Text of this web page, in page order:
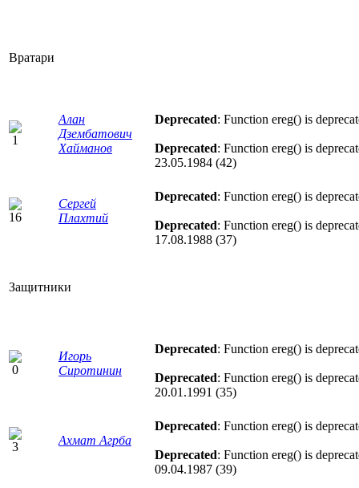
Вратари
Алан
Дзембатович
Хайманов
Deprecated: Function ereg() is
Deprecated: Function ereg() is
23.05.1984 (42)
Сергей
Плахтий
Deprecated: Function ereg() is
Deprecated: Function ereg() is
17.08.1988 (37)
Защитники
Игорь
Сиротинин
Deprecated: Function ereg() is
Deprecated: Function ereg() is
20.01.1991 (35)
Ахмат Агрба
Deprecated: Function ereg() is
Deprecated: Function ereg() is
09.04.1987 (39)